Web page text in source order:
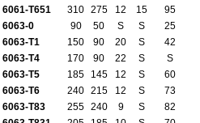
6061-T651
310 275 12 15 95
6063-0
90 50 S S 25
6063-T1
150 90 20 S 42
6063-T4
170 90 22 S S
6063-T5
185 145 12 S 60
6063-T6
240 215 12 S 73
6063-T83
255 240 9 S 82